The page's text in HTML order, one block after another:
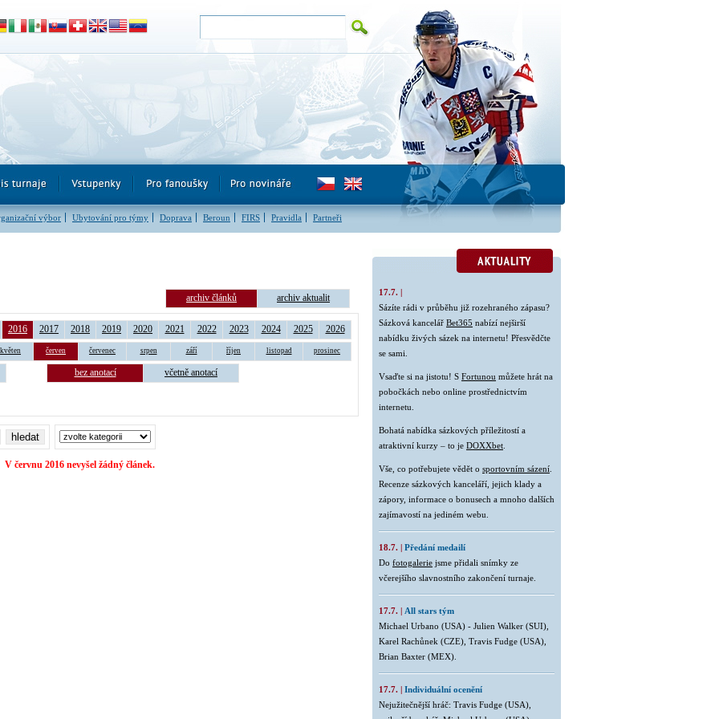
výbor Ubytování pro týmy Doprava Beroun FIRS Pravidla Partneři
archiv článků archiv aktualit
2016 2017 2018 2019 2020 2021 2022 2023 2024 2025 2026
květen červen červenec srpen září říjen listopad prosinec
bez anotací včetně anotací
V červnu 2016 nevyšel žádný článek.
17.7. |
Sázíte rádi v průběhu již rozehraného zápasu?
Sázková kancelář Bet365 nabízí nejširší
nabídku živých sázek na internetu! Přesvědčte
se sami.
Vsaďte si na jistotu! S Fortunou můžete hrát na
pobočkách nebo online prostřednictvím
internetu.
Bohatá nabídka sázkových příležitostí a
atraktivní kurzy – to je DOXXbet
Vše, co potřebujete vědět o sportovním sázení
Recenze sázkových kanceláří, jejich klady a
zápory, informace o bonusech a mnoho dalších
zajímavostí na jediném webu.
18.7. | Předání medailí
Do fotogalerie jsme přidali snímky ze
včerejšího slavnostního zakončení turnaje.
17.7. | All stars tým
Michael Urbano (USA) - Julien Walker (SUI),
Karel Rachůnek (CZE), Travis Fudge (USA),
Brian Baxter (MEX).
17.7. | Individuální ocenění
Nejužitečnější hráč: Travis Fudge (USA),